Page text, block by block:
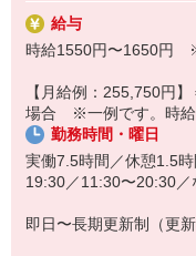
・店内環境整備・維持（
〇おすすめポイント
遅番でも19：30までの
40代前後のスタッフの方
男女比1：1程
店舗人員は4名前後の体制
給与
時給1550円〜1650円
【月給例：255,750円
場合 ※一例です。時給
勤務時間・曜日
実働7.5時間／休憩1.5
19:30／11:30〜20:30／
即日〜長期更新制（更